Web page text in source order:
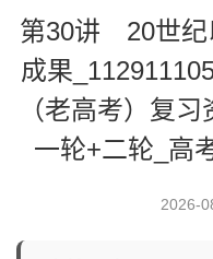
第30讲 20世纪
成果
（老高考）复
一轮+二轮_高
2026-